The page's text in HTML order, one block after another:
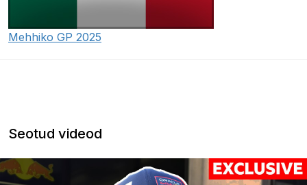
Mehhiko GP 2025
Seotud videod